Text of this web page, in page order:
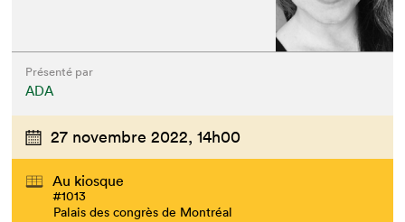
Présenté par
ADA
27 novembre 2022, 14h00
Au kiosque
#1013
Palais des congrès de Montréal